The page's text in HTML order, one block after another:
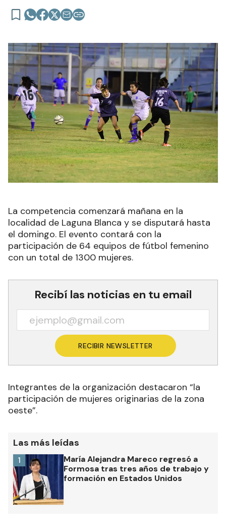
La competencia comenzará mañana en la
localidad de Laguna Blanca y se disputará hasta
el domingo. El evento contará con la
participación de 64 equipos de fútbol femenino
con un total de 1300 mujeres.
Recibí las noticias en tu email
RECIBIR NEWSLETTER
Integrantes de la organización destacaron “la
participación de mujeres originarias de la zona
oeste”.
Las más leídas
María Alejandra Mareco regresó a
Formosa tras tres años de trabajo y
formación en Estados Unidos
1